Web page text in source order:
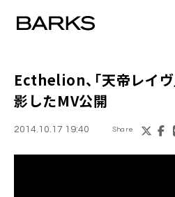
Ecthelion、「天帝レイ
影したMV公開
2014.10.17 19:40 Share